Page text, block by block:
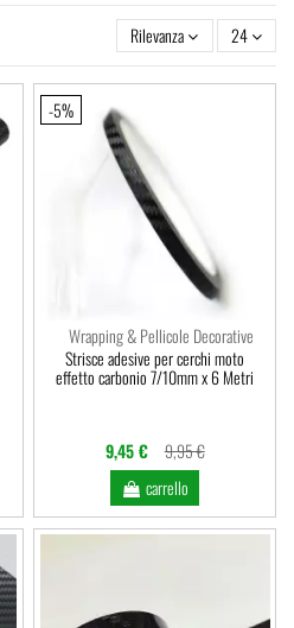
Rilevanza 24
-5%
Wrapping & Pellicole Decorative
Strisce adesive per cerchi moto
effetto carbonio 7/10mm x 6 Metri
9,45 €
9,95 €
carrello